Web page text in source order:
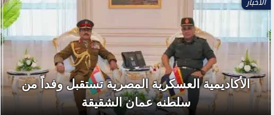
الأكاديمية العسكرية المصرية تستقبل وفداً من
سلطنه عمان الشقيقة